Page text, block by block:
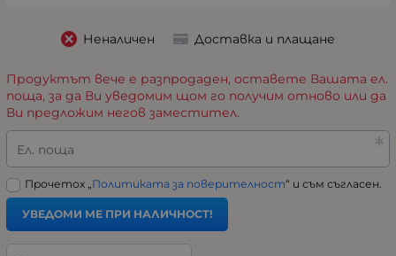
Неналичен Доставка и плащане
Продуктът вече е разпродаден, оставете Вашата ел.
поща, за да Ви уведомим щом го получим отново или да
Ви предложим негов заместител.
Ел. поща
Прочетох „Политиката за поверителност“ и съм съгласен.
УВЕДОМИ МЕ ПРИ НАЛИЧНОСТ!